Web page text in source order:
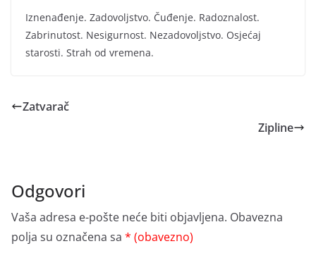
Iznenađenje. Zadovoljstvo. Čuđenje. Radoznalost.
Zabrinutost. Nesigurnost. Nezadovoljstvo. Osjećaj
starosti. Strah od vremena.
Zatvarač
Zipline
Odgovori
Vaša adresa e-pošte neće biti objavljena. Obavezna
polja su označena sa * (obavezno)